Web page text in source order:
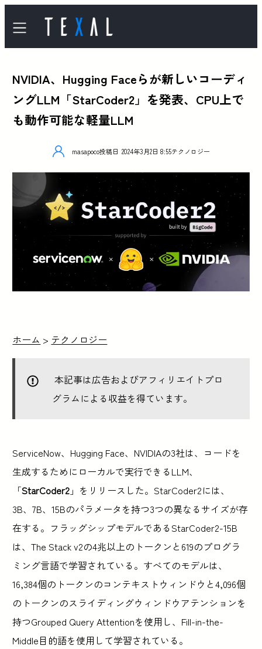
NVIDIA、Hugging Faceらが新しいコーディ
ングLLM「StarCoder2」を発表、CPU上で
も動作可能な軽量LLM
masapoco投稿日 2024年3月2日 8:55テクノロジー
ホーム > テクノロジー
本記事は広告およびアフィリエイトプロ
グラムによる収益を得ています。
ServiceNow、Hugging Face、NVIDIAの3社は、コードを
生成するためにローカルで実行できるLLM、
「StarCoder2 」をリリースした。StarCoder2には、
3B、7B、15Bのパラメータを持つ3つの異なるサイズが存
在する。フラッグシップモデルであるStarCoder2-15B
は、The Stack v2の4兆以上のトークンと619のプログラ
ミング言語で学習されている。すべてのモデルは、
16,384個のトークンのコンテキストウィンドウと4,096個
のトークンのスライディングウィンドウアテンションを
持つGrouped Query Attentionを使用し、Fill-in-the-
Middle目的語を使用して学習されている。